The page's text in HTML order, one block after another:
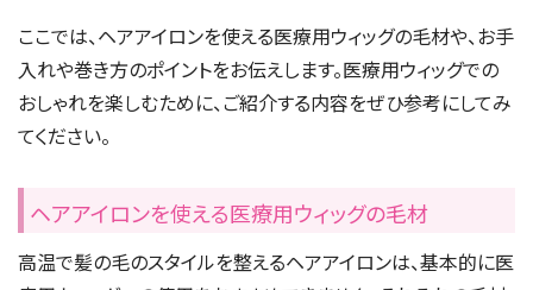
ここでは、ヘアアイロンを使える医療用ウィッグの毛材や、お手
入れや巻き方のポイントをお伝えします。医療用ウィッグでの
おしゃれを楽しむために、ご紹介する内容をぜひ参考にしてみ
てください。
ヘアアイロンを使える医療用ウィッグの毛材
高温で髪の毛のスタイルを整えるヘアアイロンは、基本的に医